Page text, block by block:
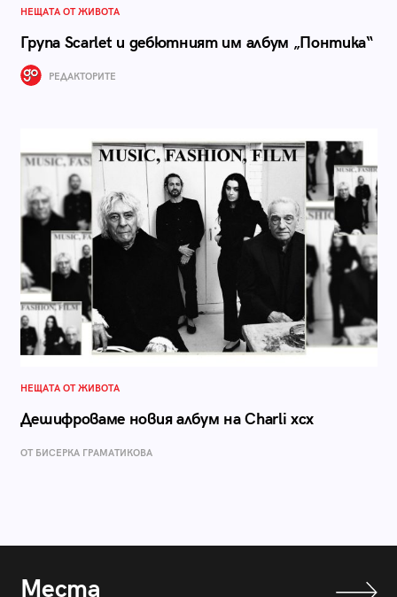
НЕЩАТА ОТ ЖИВОТА
Група Scarlet и дебютният им албум „Понтика“
РЕДАКТОРИТЕ
НЕЩАТА ОТ ЖИВОТА
Дешифроваме новия албум на Charli xcx
ОТ БИСЕРКА ГРАМАТИКОВА
Места